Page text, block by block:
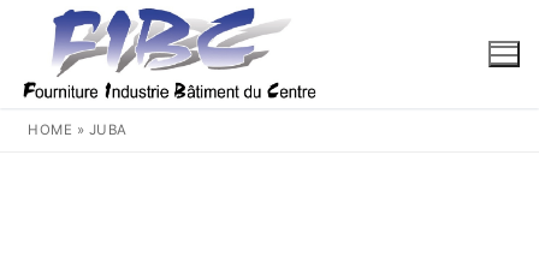
contenu
HOME » JUBA